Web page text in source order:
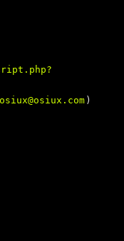
osiux@osiux.com )